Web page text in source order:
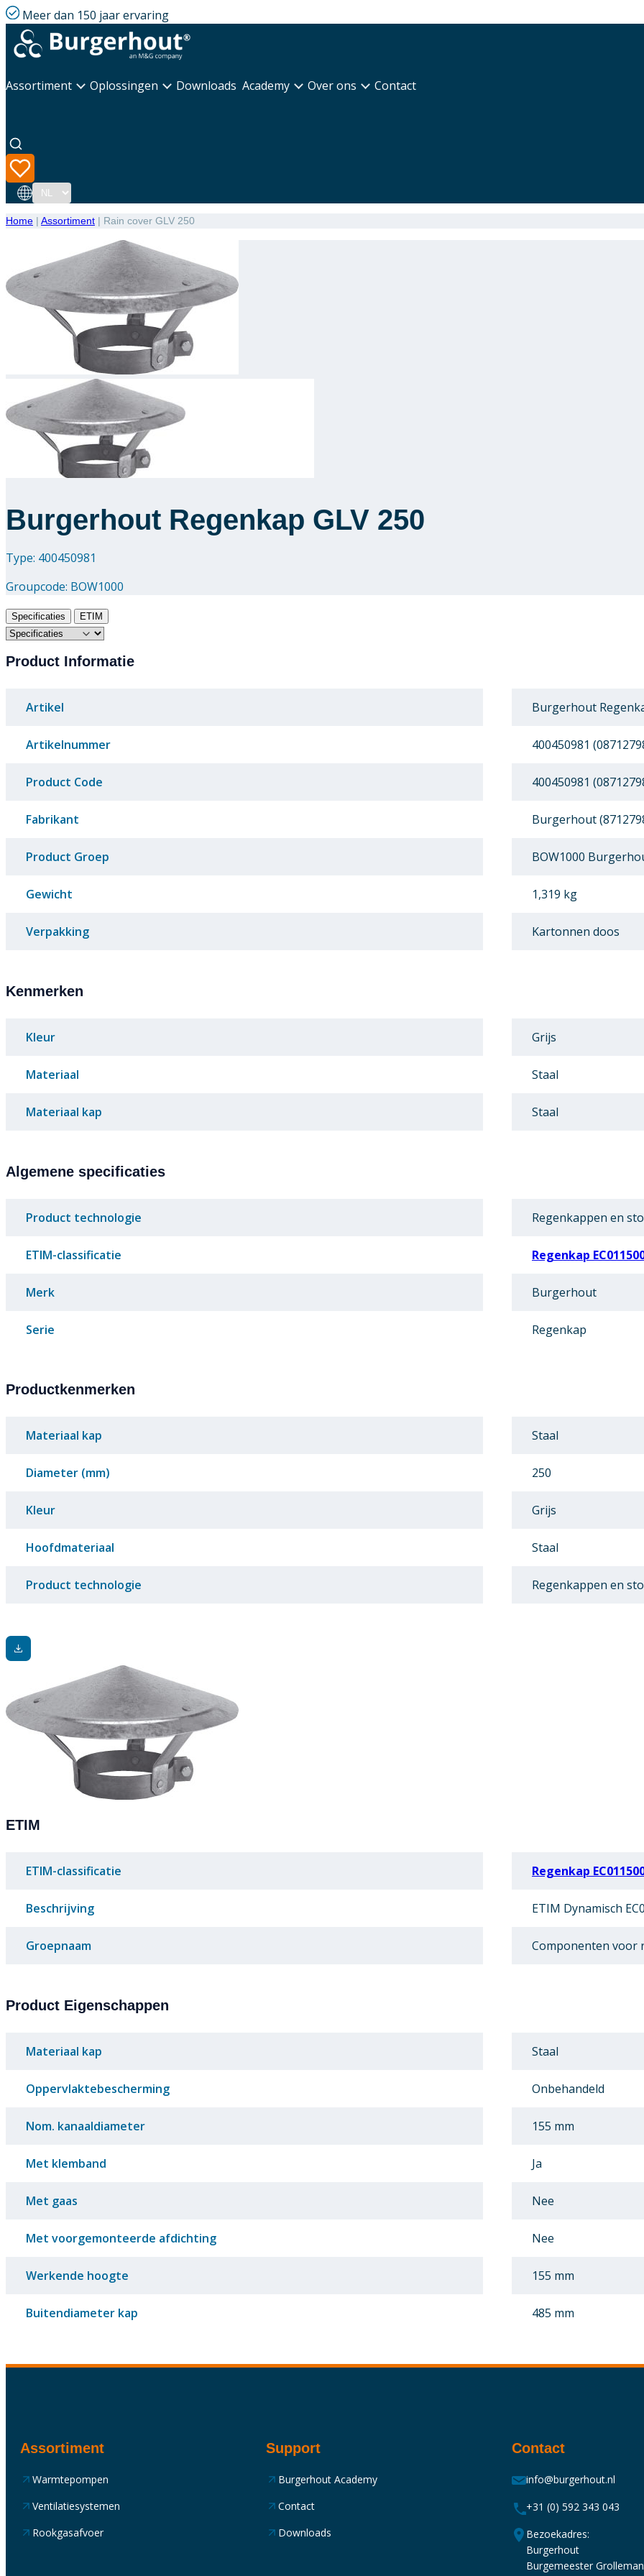
Meer dan 150 jaar ervaring
Assortiment Oplossingen Downloads Academy Over ons Contact
Taal
Home | Assortiment | Rain cover GLV 250
Burgerhout Regenkap GLV 250
Type: 400450981
Groupcode: BOW1000
Specificaties ETIM
Product Informatie
Artikel Burgerhout
Artikelnummer 400450981
Product Code 400450981
Fabrikant Burgerhout
Product Groep BOW1000
Gewicht 1,319 kg
Verpakking Kartonnen doos
Kenmerken
Kleur Grijs
Materiaal Staal
Materiaal kap Staal
Algemene specificaties
Product technologie Regenkappen en
ETIM-classificatie Regenkap
Merk Burgerhout
Serie Regenkap
Productkenmerken
Materiaal kap Staal
Diameter (mm) 250
Kleur Grijs
Hoofdmateriaal Staal
Product technologie Regenkappen en
ETIM
ETIM-classificatie Regenkap
Beschrijving ETIM Dynamisch
Groepnaam Componenten voor
Product Eigenschappen
Materiaal kap Staal
Oppervlaktebescherming Onbehandeld
Nom. kanaaldiameter 155 mm
Met klemband Ja
Met gaas Nee
Met voorgemonteerde afdichting Nee
Werkende hoogte 155 mm
Buitendiameter kap 485 mm
Assortiment
Warmtepompen
Ventilatiesystemen
Rookgasafvoer
Support
Burgerhout Academy
Contact
Downloads
Contact
info@burgerhout.nl
+31 (0) 592 343 043
Bezoekadres:
Burgerhout
Burgemeester